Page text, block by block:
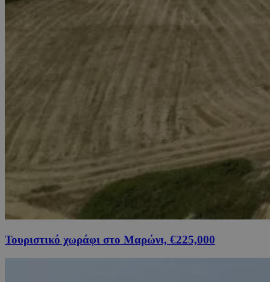
Τουριστικό χωράφι στο Μαρώνι, €225,000